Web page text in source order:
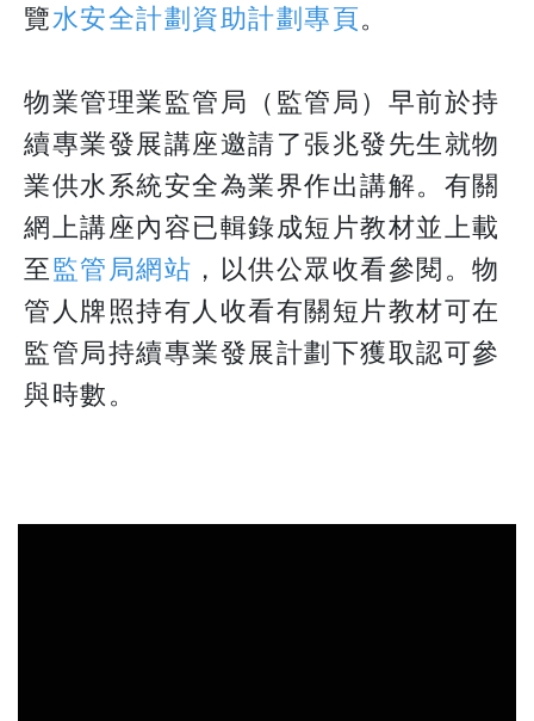
覽水安全計劃資助計劃專頁。
​​​​​​​物業管理業監管局（監管局）早前於持
續專業發展講座邀請了張兆發先生就物
業供水系統安全為業界作出講解。有關
網上講座內容已輯錄成短片教材並上載
至監管局網站 ，以供公眾收看參閱。物
管人牌照持有人收看有關短片教材可在
監管局持續專業發展計劃下獲取認可參
與時數。